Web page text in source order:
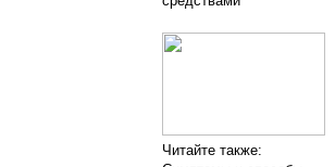
Читайте также: